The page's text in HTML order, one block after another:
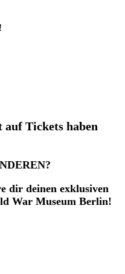
auf Tickets haben
dir deinen exklusiven
War Museum Berlin!